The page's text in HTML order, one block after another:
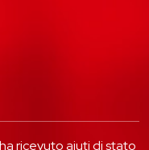
ricevuto aiuti di stato